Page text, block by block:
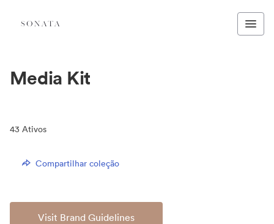
Media Kit
43 Ativos
Compartilhar coleção
Visit Brand Guidelines